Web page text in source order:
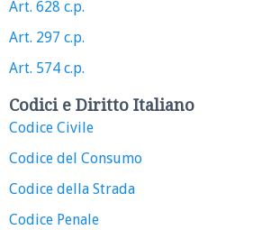
Art. 628 c.p.
Art. 297 c.p.
Art. 574 c.p.
Codici e Diritto Italiano
Codice Civile
Codice del Consumo
Codice della Strada
Codice Penale